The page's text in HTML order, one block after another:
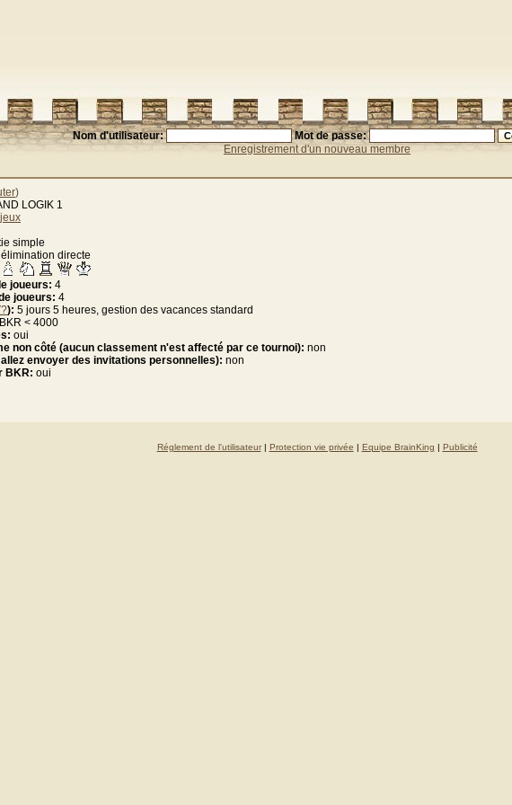
Nom d'utilisateur:
Mot de passe:
Enregistrement d'un nouveau membre
)
LOGIK 1
simple
élimination directe
joueurs: 4
joueurs: 4
?): 5 jours 5 heures, gestion des vacances standard
< 4000
oui
non côté (aucun classement n'est affecté par ce tournoi): non
envoyer des invitations personnelles): non
BKR: oui
Réglement de l'utilisateur| Protection vie privée | Equipe BrainKing | Publicité